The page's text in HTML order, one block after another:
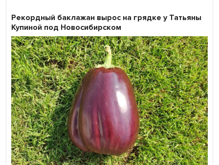
Рекордный баклажан вырос на грядке у Татьяны
Купиной под Новосибирском